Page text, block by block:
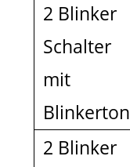
2 Blinker
Schalter
mit
Blinkerton
2 Blinker